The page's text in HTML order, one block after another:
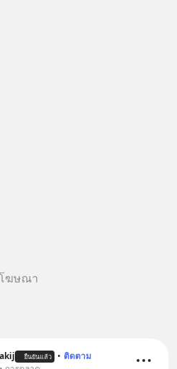
📍กด
ที่นี่ : inspire-
blog-mrtharadhol-แคมเปญ
ฆษณา
ยืนยันแล้ว • ติดตาม